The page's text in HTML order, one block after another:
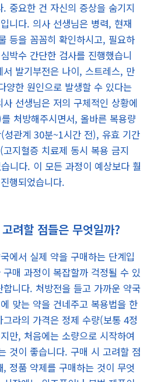
중요한 건 자신의 증상을 숨기지
니다. 의사 선생님은 병력, 현재
등을 꼼꼼히 확인하시고, 필요하
박수 간단한 검사를 진행했습니
발기부전은 나이, 스트레스, 만
양한 원인으로 발생할 수 있다는
선생님은 저의 구체적인 상황에
처방해주시면서, 올바른 복용량
관계 30분~1시간 전), 유효 기간
지혈증 치료제 동시 복용 금지
니다. 이 모든 과정이 예상보다 훨
행되었습니다.
려할 점들은 무엇일까?
에서 실제 약을 구매하는 단계입
매 과정이 복잡할까 걱정될 수 있
니다. 처방전을 들고 가까운 약국
맞는 약을 건네주고 복용법을 한
라의 가격은 정제 수량(보통 4정
만, 처음에는 소량으로 시작하여
것이 좋습니다. 구매 시 고려할 점
정품 약제를 구매하는 것이 무엇